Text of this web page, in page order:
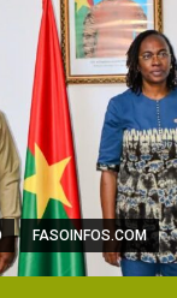
FASOINFOS.COM